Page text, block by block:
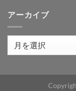
アーカイブ
イ